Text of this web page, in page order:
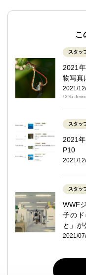
こ
スタッ
2021
物写真
2021/
©Ola
スタッ
2021
P10
2021/
スタッ
WWF
子のド
と」が
2021/